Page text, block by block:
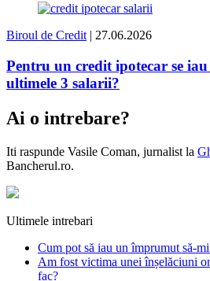
Biroul de Credit | 27.06.2026
Pentru un credit ipotecar se
ultimele 3 salarii?
Ai o intrebare?
Iti raspunde Vasile Coman, jurnalist la
Bancherul.ro.
Ultimele intrebari
Cum pot să iau un împrumut să-
Am fost victima unei înșelăciuni
fac?